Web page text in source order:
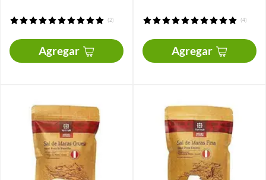
(2)
Agregar
(4)
Agregar